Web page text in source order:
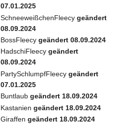
07.01.2025
SchneeweißchenFleecygeändert
08.09.2024
BossFleecygeändert 08.09.2024
HadschiFleecygeändert
08.09.2024
PartySchlumpfFleecygeändert
07.01.2025
Buntlaubgeändert 18.09.2024
Kastaniengeändert 18.09.2024
Giraffengeändert 18.09.2024